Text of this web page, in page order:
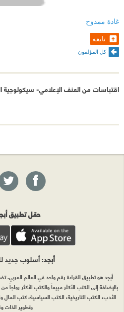
غادة ممدوح
تابعه
كل المؤلفون
اقتباسات من العنف الإعلامي- سيكولوجية
حمّل تطبيق
أبجد: أسلوب جديد
أبجد هو تطبيق القراءة رقم واحد في العالم العربي.
بالإضافة إلى الكتب الأكثر مبيعاً والكتب الأكثر
الأدب، الكتب التاريخية، الكتب السياسية، كتب
وتطوير الذات